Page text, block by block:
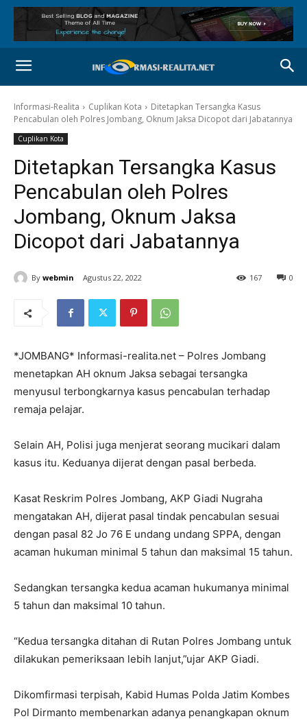
Informasi-Realita Cuplikan Kota
Ditetapkan Tersangka Kasus
Pencabulan oleh Polres Jombang, Oknum Jaksa Dicopot dari Jabatannya
Cuplikan Kota
Ditetapkan Tersangka Kasus
Pencabulan oleh Polres
Jombang, Oknum Jaksa
Dicopot dari Jabatannya
By webmin Agustus 22, 2022 0
167
*JOMBANG* Informasi-realita.net – Polres Jombang
menetapkan AH oknum Jaksa sebagai tersangka
menyusul terbongkarnya kasus pencabulan terhadap
remaja pelajar.
Selain AH, Polisi juga menjerat seorang mucikari dalam
kasus itu. Keduanya dijerat dengan pasal berbeda.
Kasat Reskrim Polres Jombang, AKP Giadi Nugraha
mengatakan AH, dijerat pasal tindak pencabulan sesuai
dengan pasal 82 Jo 76 E undang undang SPPA, dengan
acaman hukuman minimal 5 tahun dan maksimal 15 tahun.
Sedangkan tersangka kedua acaman hukumanya minimal
5 tahun dan maksimal 10 tahun.
“Kedua tersangka ditahan di Rutan Polres Jombang untuk
dilakukan pemeriksaan lebih lanjut,”ujar AKP Giadi.
Dikomfirmasi terpisah, Kabid Humas Polda Jatim Kombes
Pol Dirmanto membenarkan adanya penangkapan oknum